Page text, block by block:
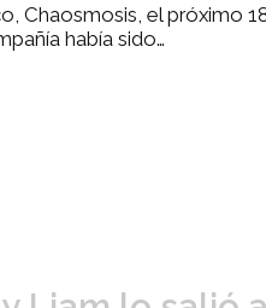
Chaosmosis, el próximo
había sido…